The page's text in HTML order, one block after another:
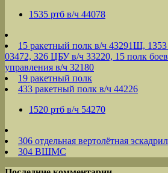
1535 ртб в/ч 44078
15 ракетный полк в/ч 43291Ш,
03472, 326 ЦБУ в/ч 33220, 15 полк
управления в/ч 32180
19 ракетный полк
433 ракетный полк в/ч 44226
1520 ртб в/ч 54270
306 отдельная вертолётная
304 ВШМС